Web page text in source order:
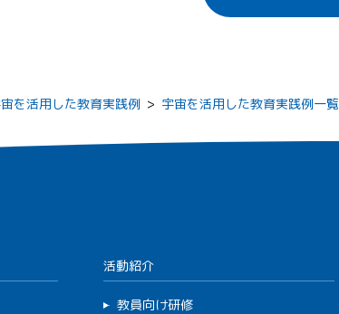
を活用した教育実践例 > 宇宙を活用した教育実践例一覧
活動紹介
教員向け研修